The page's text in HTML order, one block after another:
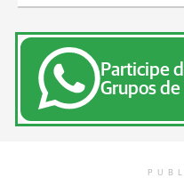
Participe
Grupos